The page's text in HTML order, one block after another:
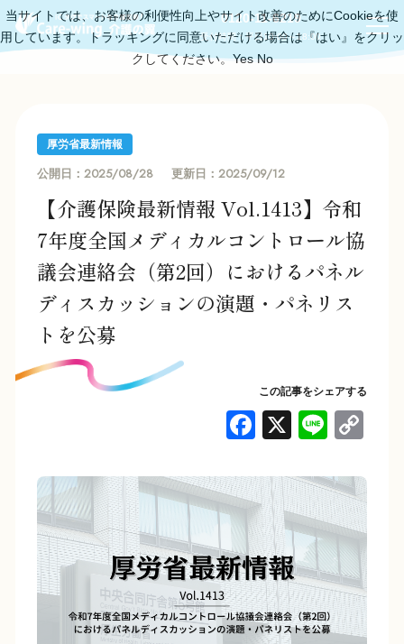
0120-11-6219
受付時間：平日10:00～18:00
厚労省最新情報
公開日： 2025/08/28 更新日： 2025/09/12
【介護保険最新情報 Vol.1413】令和
7年度全国メディカルコントロール協
議会連絡会（第2回）におけるパネル
ディスカッションの演題・パネリス
トを公募
この記事をシェアする
F
c
e
b
o
o
k
X Li
e
当サイトでは、お客様の利便性向上やサイト改善のためにCookieを使
用しています。トラッキングに同意いただける場合は『はい』をクリッ
クしてください。Yes No